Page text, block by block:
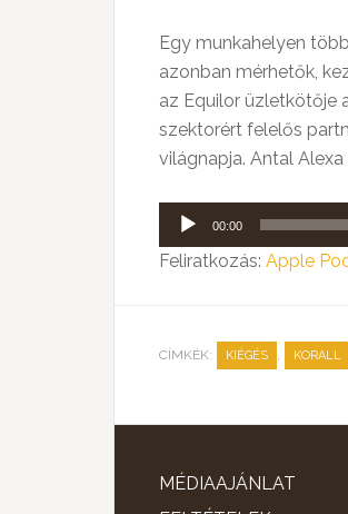
Egy munkahelyen
azonban mérhetők,
az Equilor üzletkötője
szektorért felelős
világnapja. Antal
Audió
lejátszó
00:00
Feliratkozás: Apple
CÍMKÉK: KIÉGÉS , KORALL
MÉDIAAJÁNLAT